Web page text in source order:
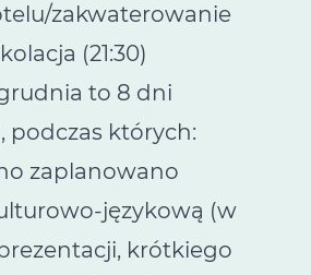
zakwaterowanie
(21:30)
to 8 dni
podczas których:
zaplanowano
językową (w
krótkiego